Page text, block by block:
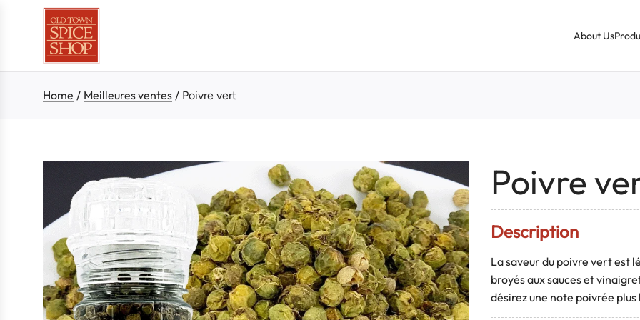
About Us
Home / Meilleures ventes / Poivre vert
Poivre
Description
La saveur du poivre vert est
broyés aux sauces et
désirez une note poivrée